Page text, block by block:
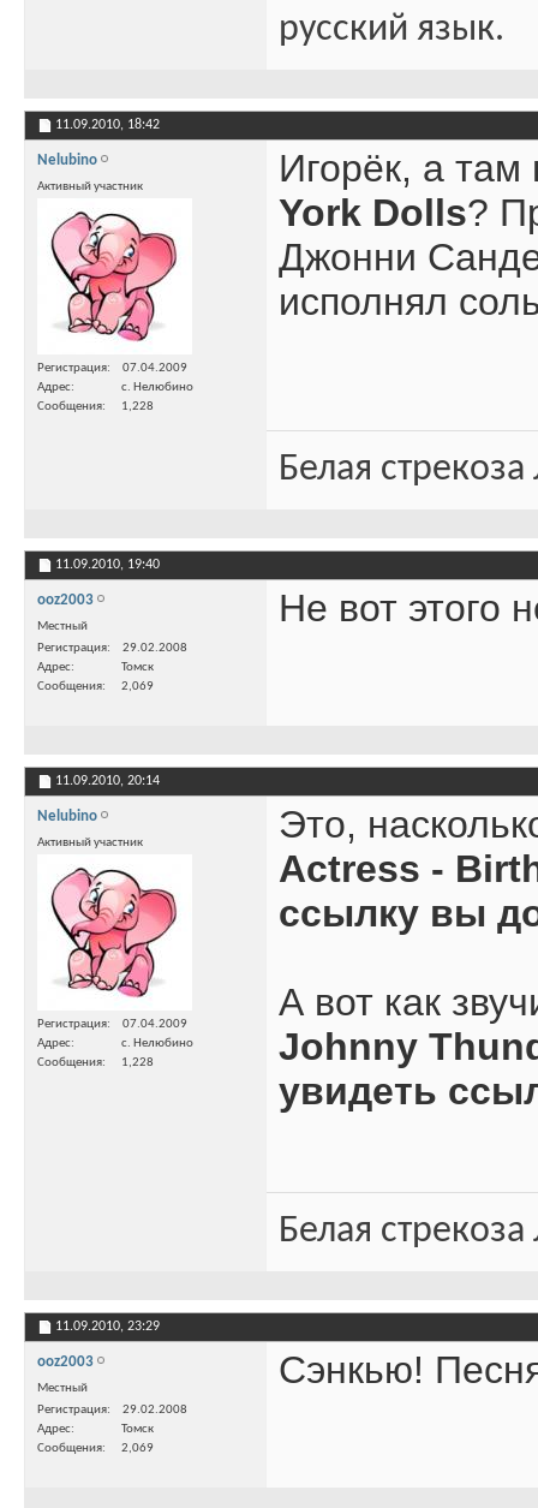
русский язык.
11.09.2010, 18:42
Nelubino
Активный участник
Регистрация
07.04.2009
Адрес
с. Нелюбино
Сообщения
1,228
Игорёк, а
York Dolls?
Джонни
исполнял
Белая
11.09.2010, 19:40
ooz2003
Местный
Регистрация
29.02.2008
Адрес
Томск
Сообщения
2,069
Не вот этого
11.09.2010, 20:14
Nelubino
Активный участник
Регистрация
07.04.2009
Адрес
с. Нелюбино
Сообщения
1,228
Это,
Actress -
ссылку вы
А вот как
Johnny
увидеть
Белая
11.09.2010, 23:29
ooz2003
Местный
Регистрация
29.02.2008
Адрес
Томск
Сообщения
2,069
Cэнкью!